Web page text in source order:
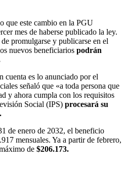
que este cambio en la PGU
mes de haberse publicado la ley.
promulgarse y publicarse en el
nuevos beneficiarios podrán
cuenta es lo anunciado por el
señaló que «a toda persona que
y ahora cumpla con los requisitos
Social (IPS) procesará su
de enero de 2032, el beneficio
mensuales. Ya a partir de febrero,
de $206.173.